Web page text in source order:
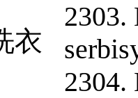
衣
2303.
2304.